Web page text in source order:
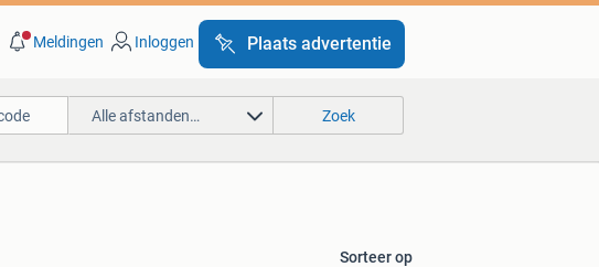
Meldingen Inloggen Plaats advertentie
Alle afstanden… Zoek
Sorteer op